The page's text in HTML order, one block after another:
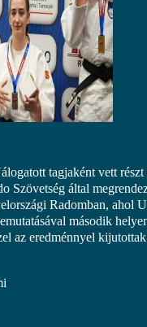
tagjaként vett részt
Szövetség által
Radomban, ahol
második
az eredménnyel